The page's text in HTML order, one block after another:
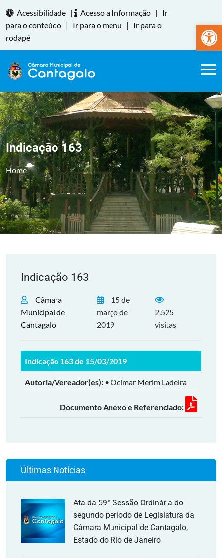
Abrir
Acessibilidade | Acesso a Informação |
Ir
para o conteúdo | Ir para o menu |
Ir para o
rodapé
Indicação 163
Home
Indicação 163
Câmara
Municipal de
Cantagalo
15 de
março de
2019
2.525
visitas
Indicação 163 de 15/03/2019
Autoria/Vereador(es): • Ocimar Merim Ladeira
Documento Anexo e Referenciado:
Últimas Notícias
Ata da 59ª Sessão Ordinária do
segundo período de Legislatura da
Câmara Municipal de Cantagalo,
Estado do Rio de Janeiro